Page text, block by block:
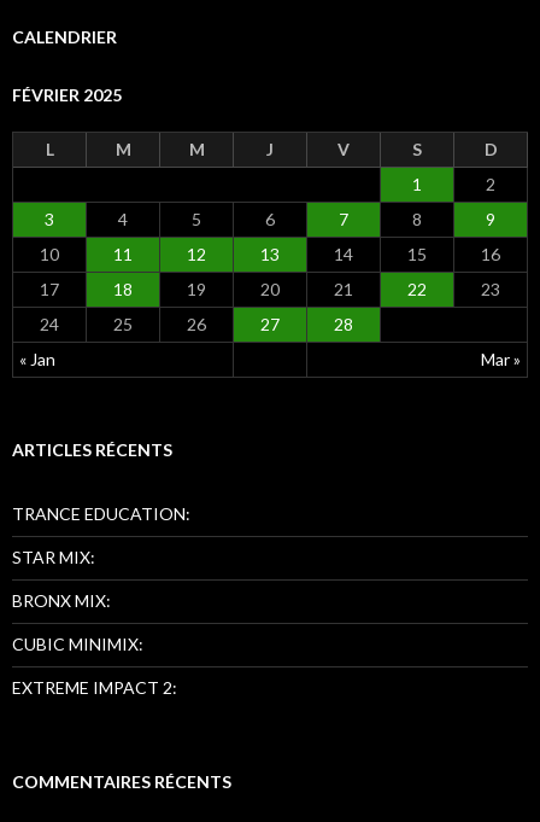
e
h
CALENDRIER
FÉVRIER 2025
L M M J V S D
« Jan Mar »
1
2
3
4 5 6 7 8
9
10
11 12 13 14 15
16
17
18 19 20 21 22
23
24
25 26 27 28
ARTICLES RÉCENTS
TRANCE EDUCATION:
STAR MIX:
BRONX MIX:
CUBIC MINIMIX:
EXTREME IMPACT 2:
COMMENTAIRES RÉCENTS